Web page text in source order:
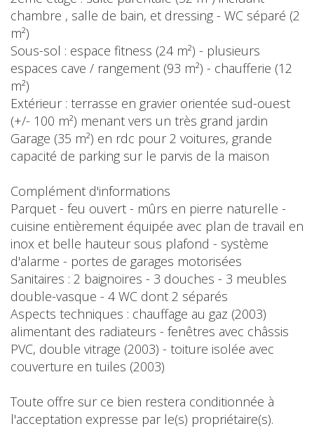
chambre , salle de bain, et dressing - WC séparé (2
m²)
Sous-sol : espace fitness (24 m²) - plusieurs
espaces cave / rangement (93 m²) - chaufferie (12
m²)
Extérieur : terrasse en gravier orientée sud-ouest
(+/- 100 m²) menant vers un très grand jardin
Garage (35 m²) en rdc pour 2 voitures, grande
capacité de parking sur le parvis de la maison
Complément d'informations
Parquet - feu ouvert - mûrs en pierre naturelle -
cuisine entièrement équipée avec plan de travail en
inox et belle hauteur sous plafond - système
d'alarme - portes de garages motorisées
Sanitaires : 2 baignoires - 3 douches - 3 meubles
double-vasque - 4 WC dont 2 séparés
Aspects techniques : chauffage au gaz (2003)
alimentant des radiateurs - fenêtres avec châssis
PVC, double vitrage (2003) - toiture isolée avec
couverture en tuiles (2003)
Toute offre sur ce bien restera conditionnée à
l'acceptation expresse par le(s) propriétaire(s).